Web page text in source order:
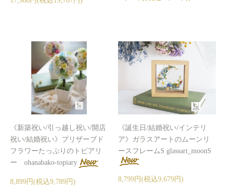
《新築祝い/引っ越し祝い/開店
祝い/結婚祝い》プリザーブド
フラワーたっぷりのトピアリ
ー ohanabako-topiary
8,899円(税込9,789円)
《誕生日/結婚祝い/インテリ
ア》ガラスアートのムーンリ
ースフレームS glassart_moonS
8,799円(税込9,679円)